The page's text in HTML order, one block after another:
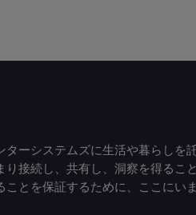
ーシステムズに生活や暮らしを
接続し、共有し、洞察を得るこ
とを保証するために、ここにいま